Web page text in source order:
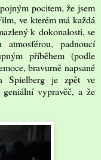
pocitem, že jsem
ve kterém má každá
k dokonalosti, se
atmosférou, padnoucí
příběhem (podle
bravurně napsané
Spielberg je zpět ve
vypravěč, a že